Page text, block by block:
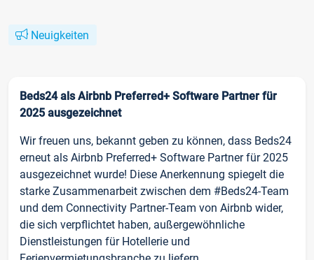
Neuigkeiten
Beds24 als Airbnb Preferred+ Software Partner für
2025 ausgezeichnet
Wir freuen uns, bekannt geben zu können, dass Beds24
erneut als Airbnb Preferred+ Software Partner für 2025
ausgezeichnet wurde! Diese Anerkennung spiegelt die
starke Zusammenarbeit zwischen dem #Beds24-Team
und dem Connectivity Partner-Team von Airbnb wider,
die sich verpflichtet haben, außergewöhnliche
Dienstleistungen für Hotellerie und